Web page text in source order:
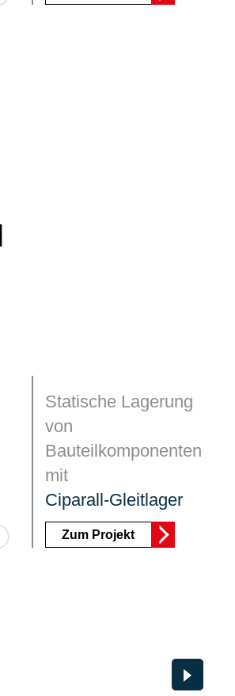
Statische Lagerung
von
Bauteilkomponenten
mit
Ciparall-Gleitlager
Zum Projekt